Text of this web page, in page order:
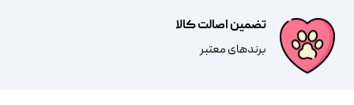
تضمین اصالت کالا
​​برندهای معتبر​​​​​​​